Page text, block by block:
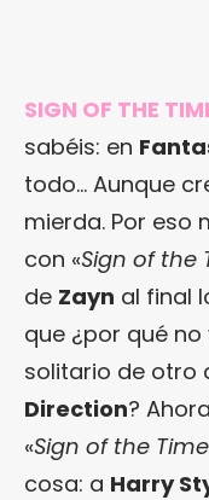
SIGN OF THE
sabéis: en
todo… Aunque
mierda. Por eso
con «Sign of the
de Zayn al final
que ¿por qué
solitario de otro
Direction?
«Sign of the
cosa: a Harry